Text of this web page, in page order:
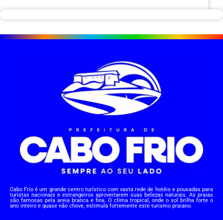
Cabo Frio é um grande centro turístico com vasta rede de hotéis e pousadas para
turistas nacionais e estrangeiros aproveitarem suas belezas naturais. As praias
são famosas pela areia branca e fina. O clima tropical, onde o sol brilha forte o
ano inteiro e quase não chove, estimula fortemente este turismo praiano.